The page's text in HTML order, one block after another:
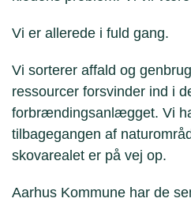
Vi er allerede i fuld gang.
Vi sorterer affald og
ressourcer forsvinder ind i
forbrændingsanlægget. Vi
tilbagegangen af
skovarealet er på vej op.
Aarhus Kommune har de